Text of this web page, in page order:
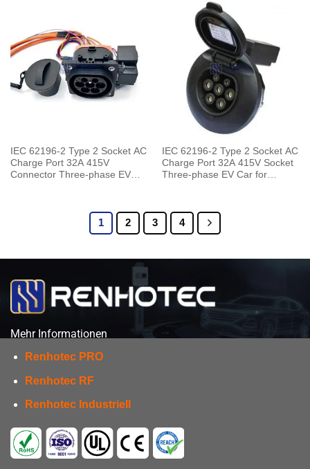
IEC 62196-2 Type 2 Socket AC
Charge Port 32A 415V
Connector Three-phase EV
IEC 62196-2 Type 2 Socket AC
Charge Port 32A 415V Socket
Three-phase EV Car for
1 2 3 4
Mehr Informationen
Renhotec PRO
Renhotec RF
Renhotec Industriell